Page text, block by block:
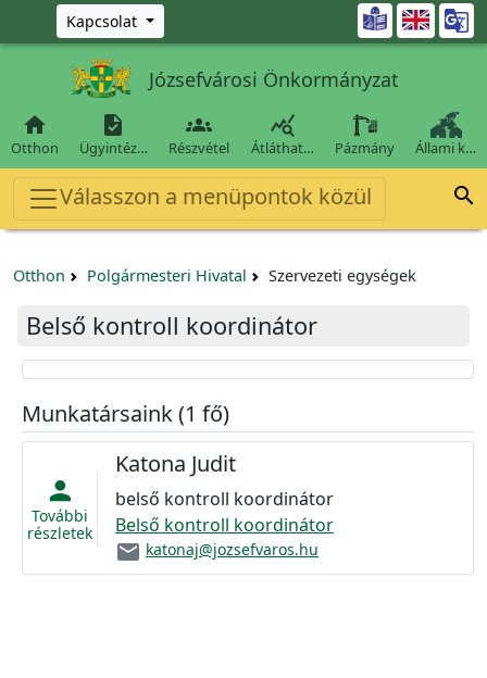
Ugrás a fő tartalomra
Kapcsolat 
Józsefvárosi Önkormányzat

Otthon

Ügyintéz…

Részvétel

Átláthat… Pázmány Állami k…
Válasszon a menüpontok közül 
Otthon Polgármesteri Hivatal Szervezeti egységek
Belső kontroll koordinátor
Munkatársaink (1 fő)
person
További
részletek
Katona Judit
belső kontroll koordinátor
Belső kontroll koordinátor
email katonaj@jozsefvaros.hu